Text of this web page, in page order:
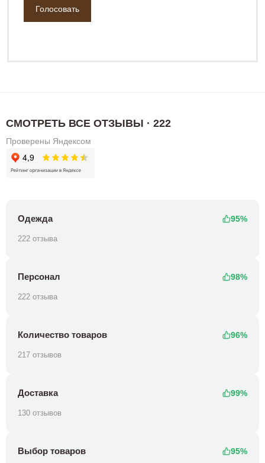
СМОТРЕТЬ ВСЕ ОТЗЫВЫ · 222
Проверены Яндексом
Одежда 95%
222 отзыва
Персонал 98%
222 отзыва
Количество товаров 96%
217 отзывов
Доставка 99%
130 отзывов
Выбор товаров 95%